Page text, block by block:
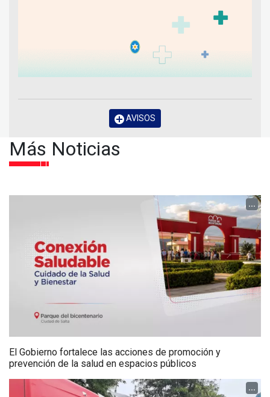
AVISOS
Más Noticias
...
El Gobierno fortalece las acciones de promoción y
prevención de la salud en espacios públicos
...